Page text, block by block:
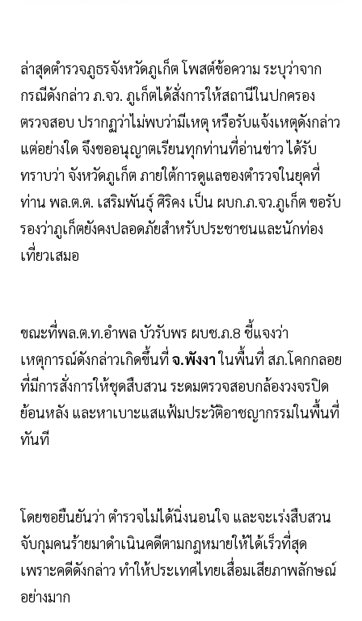
ล่าสุดตำรวจภูธรจังหวัดภูเก็ต โพสต์ข้อความ ระบุว่าจาก
กรณีดังกล่าว ภ.จว. ภูเก็ตได้สั่งการให้สถานีในปกครอง
ตรวจสอบ ปรากฏว่าไม่พบว่ามีเหตุ หรือรับแจ้งเหตุดังกล่าว
แต่อย่างใด จึงขออนุญาตเรียนทุกท่านที่อ่านข่าว ได้รับ
ทราบว่า จังหวัดภูเก็ต ภายใต้การดูแลของตำรวจในยุคที่
ท่าน พล.ต.ต. เสริมพันธุ์ ศิริคง เป็น ผบก.ภ.จว.ภูเก็ต ขอรับ
รองว่าภูเก็ตยังคงปลอดภัยสำหรับประชาชนและนักท่อง
เที่ยวเสมอ
ขณะที่พล.ต.ท.อำพล บัวรับพร ผบช.ภ.8 ชี้แจงว่า
เหตุการณ์ดังกล่าวเกิดขึ้นที่ จ.พังงาในพื้นที่ สภ.โคกกลอย
ที่มีการสั่งการให้ชุดสืบสวน ระดมตรวจสอบกล้องวงจรปิด
ย้อนหลัง และหาเบาะแสแฟ้มประวัติอาชญากรรมในพื้นที่
ทันที
โดยขอยืนยันว่า ตำรวจไม่ได้นิ่งนอนใจ และจะเร่งสืบสวน
จับกุมคนร้ายมาดำเนินคดีตามกฎหมายให้ได้เร็วที่สุด
เพราะคดีดังกล่าว ทำให้ประเทศไทยเสื่อมเสียภาพลักษณ์
อย่างมาก